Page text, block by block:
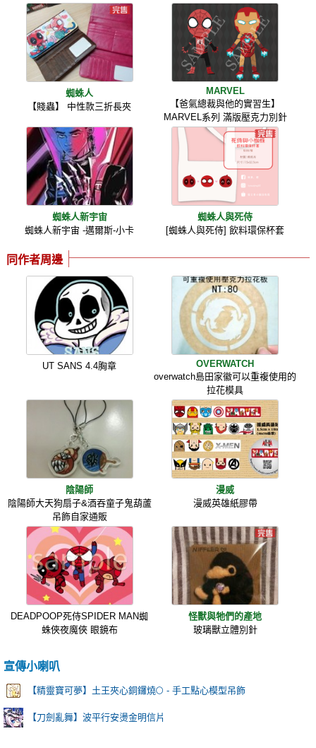
蜘蛛人
【賤蟲】 中性款三折長夾
MARVEL
【爸氣總裁與他的實習生】
MARVEL系列 滿版壓克力別針
蜘蛛人新宇宙
蜘蛛人新宇宙 -邁爾斯-小卡
蜘蛛人與死侍
[蜘蛛人與死侍] 飲料環保杯套
同作者周邊
UT SANS 4.4胸章
OVERWATCH
overwatch島田家徽可以重複使用的
拉花模具
陰陽師
陰陽師大天狗扇子&酒吞童子鬼葫蘆
吊飾自家通販
漫威
漫威英雄紙膠帶
DEADPOOP死侍SPIDER MAN蜘
蛛俠夜魔俠 眼鏡布
怪獸與牠們的產地
玻璃獸立體別針
宣傳小喇叭
【精靈寶可夢】土王夾心銅鑼燒🌕 - 手工點心模型吊飾
【刀劍亂舞】波平行安燙金明信片